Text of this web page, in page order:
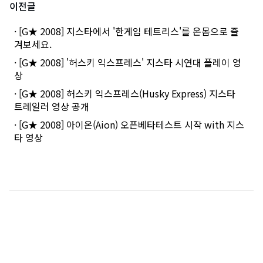
이전글
· [G★ 2008] 지스타에서 '한게임 테트리스'를 온몸으로 즐
겨보세요.
· [G★ 2008] '허스키 익스프레스' 지스타 시연대 플레이 영
상
· [G★ 2008] 허스키 익스프레스(Husky Express) 지스타
트레일러 영상 공개
· [G★ 2008] 아이온(Aion) 오픈베타테스트 시작 with 지스
타 영상